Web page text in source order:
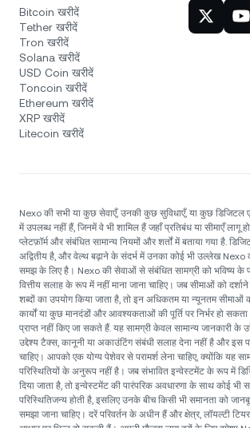
Bitcoin खरीदें
Tether खरीदें
Tron खरीदें
Solana खरीदें
USD Coin खरीदें
Toncoin खरीदें
Ethereum खरीदें
XRP खरीदें
Litecoin खरीदें
Nexo की सभी या कुछ सेवाएँ, उनकी कुछ सुविधाएँ, या कुछ डिजिटल
में उपलब्ध नहीं हैं, जिनमें वे भी शामिल हैं जहाँ प्रतिबंध या सीमाएँ लागू
प्लेटफ़ॉर्म और संबंधित सामान्य नियमों और शर्तों में बताया गया है.
अद्वितीय है, और वेल्थ बढ़ाने के संदर्भ में उनका कोई भी उल्लेख Nexo
समझ के लिए है। Nexo की सेवाओं से संबंधित सामग्री को भविष्य के
वित्तीय सलाह के रूप में नहीं माना जाना चाहिए। जब सीमाओं को
शब्दों का उपयोग किया जाता है, तो इन अधिकतम या न्यूनतम सीमाओं
कार्यों या कुछ मानदंडों और आवश्यकताओं की पूर्ति पर निर्भर हो सकता
प्राप्त नहीं किए जा सकते हैं. यह सामग्री केवल सामान्य जानकारी के
उद्देश्य टैक्स, कानूनी या अकाउंटिंग संबंधी सलाह देना नहीं है और इस
चाहिए। आपको एक योग्य पेशेवर से परामर्श लेना चाहिए, क्योंकि यह
परिस्थितियों के अनुरूप नहीं है। जब संभावित इन्वेस्टमेंट के रूप में
दिया जाता है, तो इन्वेस्टमेंट की पारंपरिक अवधारणा के साथ कोई भी
परिस्थितिजन्य होती है, इसलिए उनके बीच किसी भी समानता को
समझा जाना चाहिए। दरें परिवर्तन के अधीन हैं और क्षेत्र, लॉयल्टी